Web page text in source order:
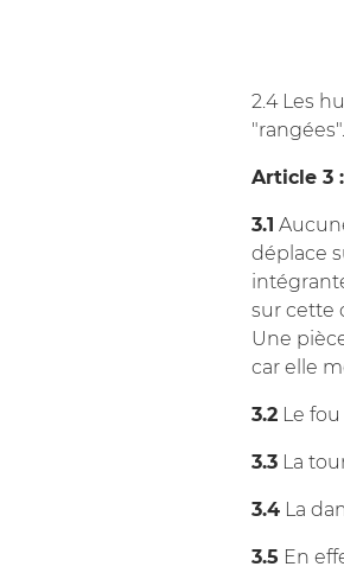
2.4 Les
Article 3
3.1
déplace
sur cette
Une
car elle
3.2 Le
3.3 La
3.4 La
3.5 En